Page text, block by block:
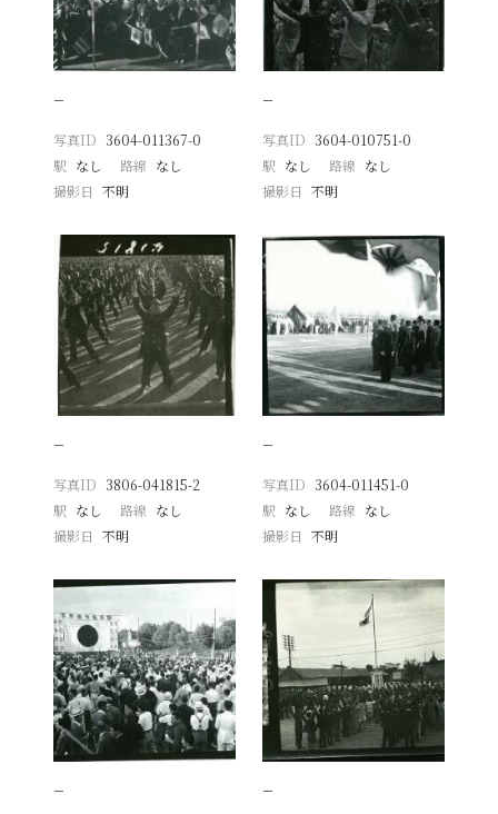
−
写真ID 3604-011367-0
駅 なし 路線 なし
撮影日
不明
−
写真ID 3604-010751-0
駅 なし 路線 なし
撮影日 不明
−
写真ID 3806-041815-2
駅 なし 路線 なし
撮影日
不明
−
写真ID 3604-011451-0
駅 なし 路線 なし
撮影日 不明
− −